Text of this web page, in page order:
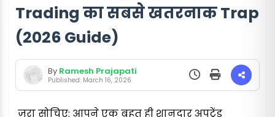
Trading का सबसे खतरनाक Trap
(2026 Guide)
By Ramesh Prajapati
Published: March 16, 2026
ज़रा सोचिए: आपने एक बहुत ही शानदार अपट्रेंड